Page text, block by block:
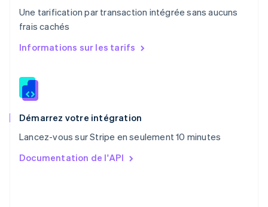
Une tarification par transaction intégrée sans aucuns
frais cachés
Informations sur les tarifs
Démarrez votre intégration
Lancez-vous sur Stripe en seulement 10 minutes
Documentation de l'API
PortuguêsEnglish
R.A.S. de Hong Kong, Chine
English
Roumanie
Royaume-Uni
English
English简体中文
English